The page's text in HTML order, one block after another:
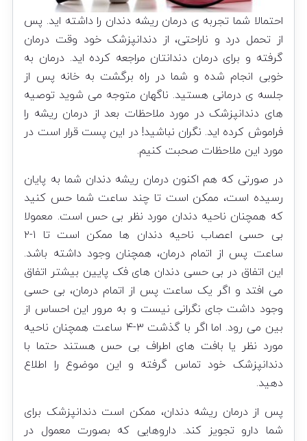
احتمالا شما تجربه ی درمان ریشه دندان را داشته اید. پس
از تحمل درد و ناراحتی، از دندانپزشک خود وقت درمان
گرفته و برای درمان دندانتان مراجعه کرده اید. درمان به
خوبی انجام شده و شما در راه برگشت به خانه پس از
جلسه ی درمانی هستید. ناگهان متوجه می شوید توصیه
های دندانپزشک در مورد ملاحظات بعد از درمان ریشه را
فراموش کرده اید. نگران نباشید! در این پست قرار است در
مورد این ملاحظات صحبت کنیم.
در صورتی که هم اکنون درمان ریشه دندان شما به پایان
رسیده است، ممکن است تا چند ساعت شما حس کنید
که همچنان ناحیه دندان مورد نظر بی حس است. معمولا
بی حسی اعصاب ناحیه دندان ها ممکن است تا ۱-۲
ساعت پس از اتمام درمان، همچنان وجود داشته باشد.
این اتفاق در بی حسی دندان های فک پایین بیشتر اتفاق
می افتد و اگر یک ساعت پس از اتمام درمان، بی حسی
وجود داشت جای نگرانی نیست و به مرور این احساس از
بین می رود. اما اگر با گذشت ۳-۴ ساعت همچنان ناحیه
مورد نظر یا بافت های اطراف بی حس هستند حتما با
دندانپزشک خود تماس گرفته و این موضوع را اطلاع
دهید.
پس از درمان ریشه دندان، ممکن است دندانپزشک برای
شما دارو تجویز کند. داروهایی که بصورت معمول در